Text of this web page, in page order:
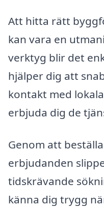
Att hitta rätt
kan vara en
verktyg blir det
hjälper dig att
kontakt med
erbjuda dig de
Genom att
erbjudanden
tidskrävande
känna dig trygg